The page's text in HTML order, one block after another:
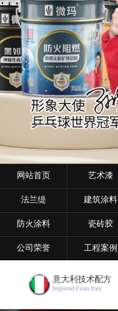
网站首页 艺术漆
法兰缇 建筑涂料
防火涂料 瓷砖胶
公司荣誉 工程案例
意大利技术配方
Imported From Italy